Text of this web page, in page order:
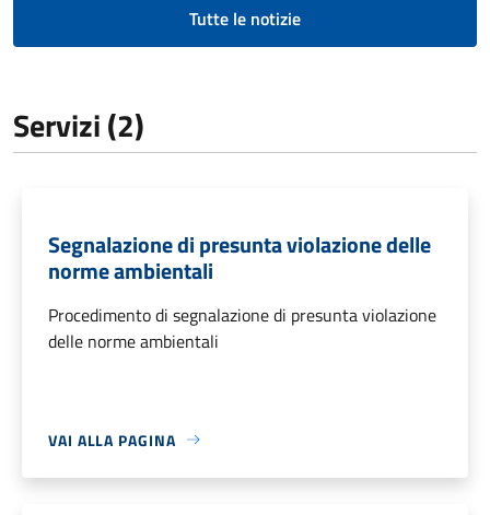
Tutte le notizie
Servizi (2)
Segnalazione di presunta violazione delle
norme ambientali
Procedimento di segnalazione di presunta violazione
delle norme ambientali
VAI ALLA PAGINA